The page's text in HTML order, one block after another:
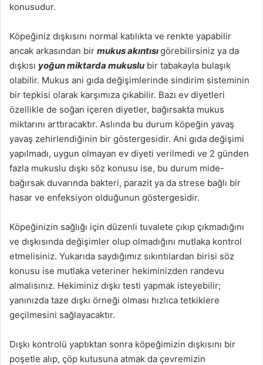
konusudur.
Köpeğiniz dışkısını normal katılıkta ve renkte yapabilir
ancak arkasından bir mukus akıntısıgörebilirsiniz ya da
dışkısı yoğun miktarda mukuslu bir tabakayla bulaşık
olabilir. Mukus ani gıda değişimlerinde sindirim sisteminin
bir tepkisi olarak karşımıza çıkabilir. Bazı ev diyetleri
özellikle de soğan içeren diyetler, bağırsakta mukus
miktarını arttıracaktır. Aslında bu durum köpeğin yavaş
yavaş zehirlendiğinin bir göstergesidir. Ani gıda değişimi
yapılmadı, uygun olmayan ev diyeti verilmedi ve 2 günden
fazla mukuslu dışkı söz konusu ise, bu durum mide-
bağırsak duvarında bakteri, parazit ya da strese bağlı bir
hasar ve enfeksiyon olduğunun göstergesidir.
Köpeğinizin sağlığı için düzenli tuvalete çıkıp çıkmadığını
ve dışkısında değişimler olup olmadığını mutlaka kontrol
etmelisiniz. Yukarıda saydığımız sıkıntılardan birisi söz
konusu ise mutlaka veteriner hekiminizden randevu
almalısınız. Hekiminiz dışkı testi yapmak isteyebilir;
yanınızda taze dışkı örneği olması hızlıca tetkiklere
geçilmesini sağlayacaktır.
Dışkı kontrolü yaptıktan sonra köpeğimizin dışkısını bir
poşetle alıp, çöp kutusuna atmak da çevremizin